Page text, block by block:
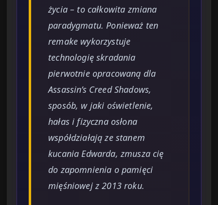
życia – to całkowita zmiana
paradygmatu. Ponieważ ten
remake wykorzystuje
technologię skradania
pierwotnie opracowaną dla
Assassin’s Creed Shadows,
sposób, w jaki oświetlenie,
hałas i fizyczna osłona
współdziałają ze stanem
kucania Edwarda, zmusza cię
do zapomnienia o pamięci
mięśniowej z 2013 roku.